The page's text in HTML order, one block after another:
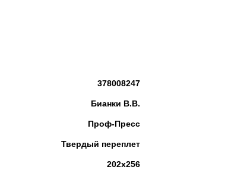
378008247
Бианки В.В.
Проф-Пресс
Твердый переплет
202х256